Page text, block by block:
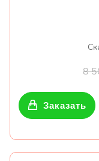
8
Заказать